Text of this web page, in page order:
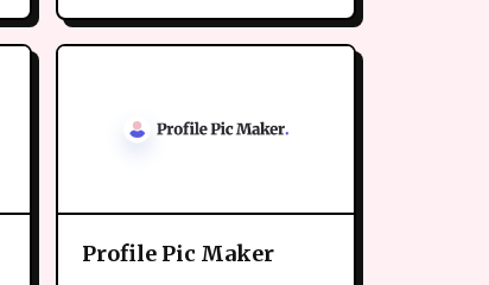
Profile Pic Maker